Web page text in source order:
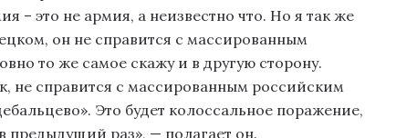
– это не армия, а неизвестно что. Но я так же
он не справится с массированным
то же самое скажу и в другую сторону.
не справится с массированным российским
Это будет колоссальное поражение,
предыдущий раз», — полагает он.